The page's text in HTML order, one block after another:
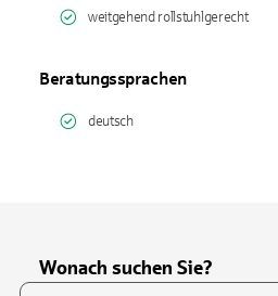
weitgehend rollstuhlgerecht
Beratungssprachen
deutsch
Wonach suchen Sie?